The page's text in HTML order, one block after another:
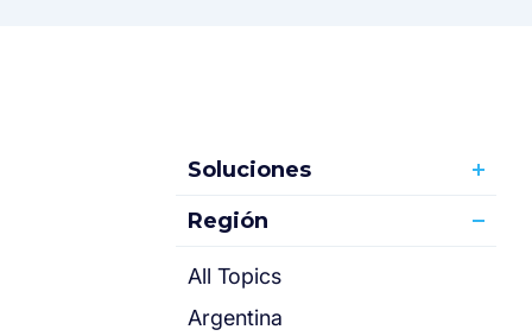
Soluciones
Región
All Topics
Argentina